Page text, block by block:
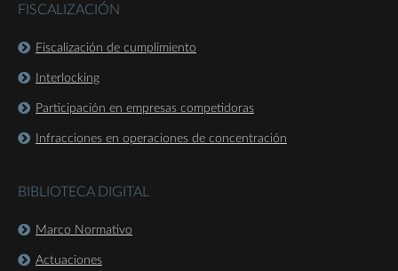
FISCALIZACIÓN
Fiscalización de cumplimiento
Interlocking
Participación en empresas competidoras
Infracciones en operaciones de concentración
BIBLIOTECA DIGITAL
Marco Normativo
Actuaciones